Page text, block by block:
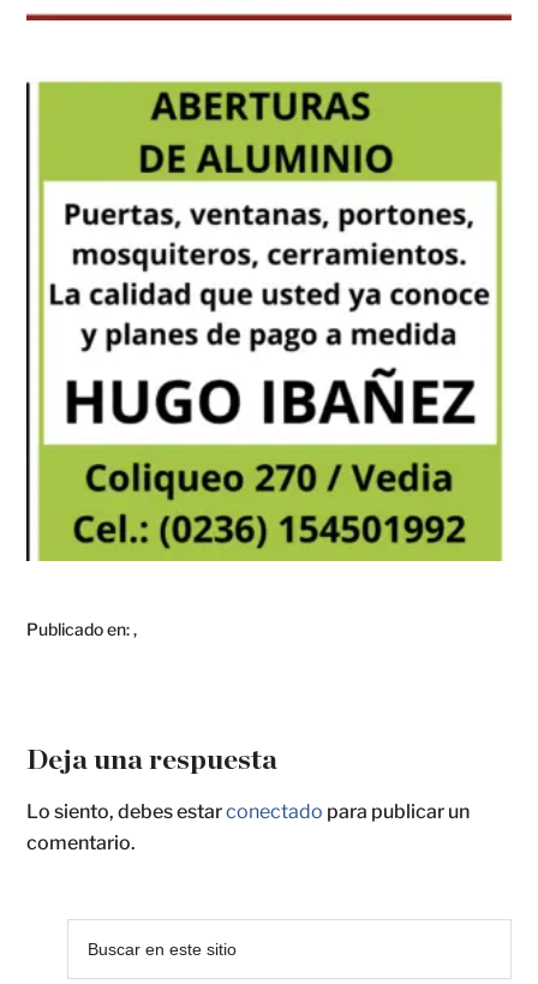
Publicado en:,
Deja una respuesta
Lo siento, debes estarconectado para publicar un
comentario.